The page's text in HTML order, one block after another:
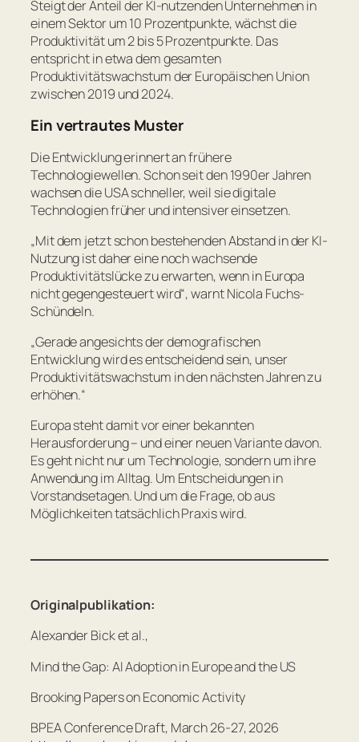
Steigt der Anteil der KI-nutzenden Unternehmen in
einem Sektor um 10 Prozentpunkte, wächst die
Produktivität um 2 bis 5 Prozentpunkte. Das
entspricht in etwa dem gesamten
Produktivitätswachstum der Europäischen Union
zwischen 2019 und 2024.
Ein vertrautes Muster
Die Entwicklung erinnert an frühere
Technologiewellen. Schon seit den 1990er Jahren
wachsen die USA schneller, weil sie digitale
Technologien früher und intensiver einsetzen.
„Mit dem jetzt schon bestehenden Abstand in der KI-
Nutzung ist daher eine noch wachsende
Produktivitätslücke zu erwarten, wenn in Europa
nicht gegengesteuert wird“, warnt Nicola Fuchs-
Schündeln.
„Gerade angesichts der demografischen
Entwicklung wird es entscheidend sein, unser
Produktivitätswachstum in den nächsten Jahren zu
erhöhen.“
Europa steht damit vor einer bekannten
Herausforderung – und einer neuen Variante davon.
Es geht nicht nur um Technologie, sondern um ihre
Anwendung im Alltag. Um Entscheidungen in
Vorstandsetagen. Und um die Frage, ob aus
Möglichkeiten tatsächlich Praxis wird.
Originalpublikation:
Alexander Bick et al.,
Mind the Gap: AI Adoption in Europe and the US
Brooking Papers on Economic Activity
BPEA Conference Draft, March 26-27, 2026